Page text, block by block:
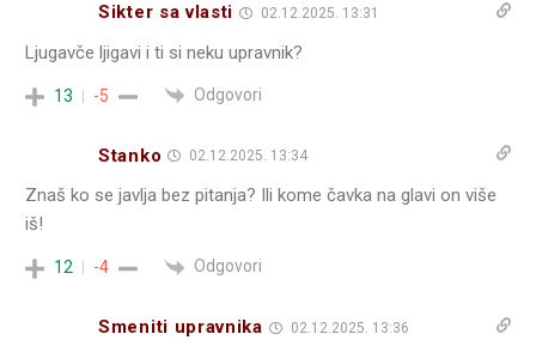
Sikter sa vlasti 02.12.2025. 13:31
Ljugavče ljigavi i ti si neku upravnik?
13 -5 Odgovori
Stanko 02.12.2025. 13:34
Znaš ko se javlja bez pitanja? Ili kome čavka na glavi on više
iš!
12 -4 Odgovori
Smeniti upravnika 02.12.2025. 13:36